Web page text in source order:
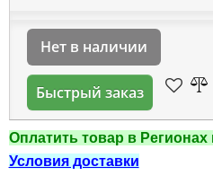
Нет в наличии
Быстрый заказ
Оплатить товар в
Условия доставки